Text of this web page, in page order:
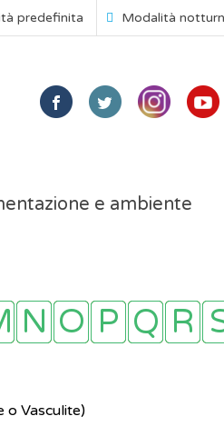
predefinita Modalità
e ambiente
o Vasculite)